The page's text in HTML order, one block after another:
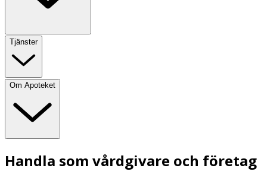
Tjänster
Om Apoteket
Handla som vårdgivare och företag